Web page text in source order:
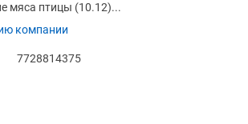
мяса птицы (10.12)...
компании
7728814375